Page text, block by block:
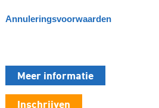
Annuleringsvoorwaarden
Meer informatie
Inschrijven